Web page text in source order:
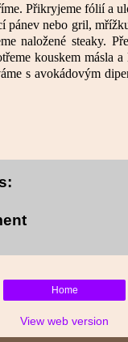
Přikryjeme fólií a
pánev nebo gril,
naložené steaky.
kouskem másla
s avokádovým
Home
View web version